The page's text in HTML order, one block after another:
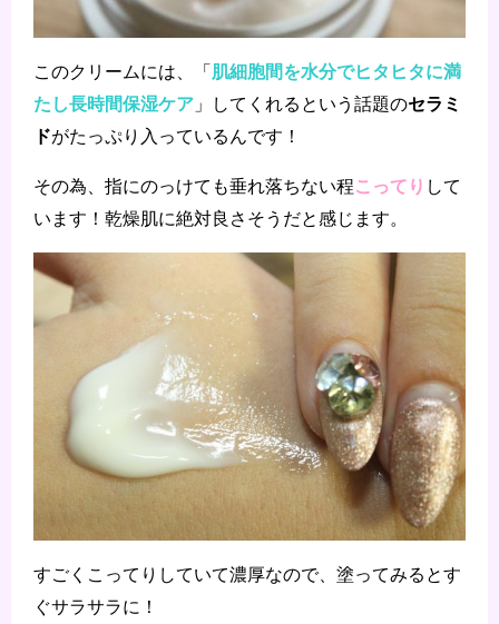
このクリームには、「肌細胞間を水分でヒタヒタに満
たし長時間保湿ケア 」してくれるという話題のセラミ
ドがたっぷり入っているんです！
その為、指にのっけても垂れ落ちない程こってり して
います！乾燥肌に絶対良さそうだと感じます。
すごくこってりしていて濃厚なので、塗ってみるとす
ぐサラサラに！